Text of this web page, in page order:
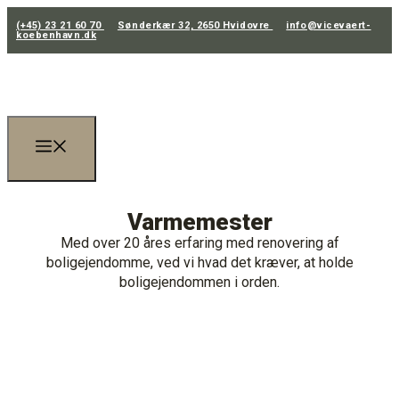
(+45) 23 21 60 70 Sønderkær 32, 2650 Hvidovre
info@vicevaert-
koebenhavn.dk
Varmemester
Med over 20 åres erfaring med renovering af
boligejendomme, ved vi hvad det kræver, at holde
boligejendommen i orden.